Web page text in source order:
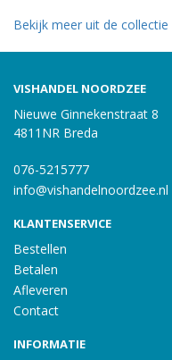
Bekijk meer uit de collectie
VISHANDEL NOORDZEE
Nieuwe Ginnekenstraat 8
4811NR Breda
076-5215777
info@vishandelnoordzee.nl
KLANTENSERVICE
Bestellen
Betalen
Afleveren
Contact
INFORMATIE